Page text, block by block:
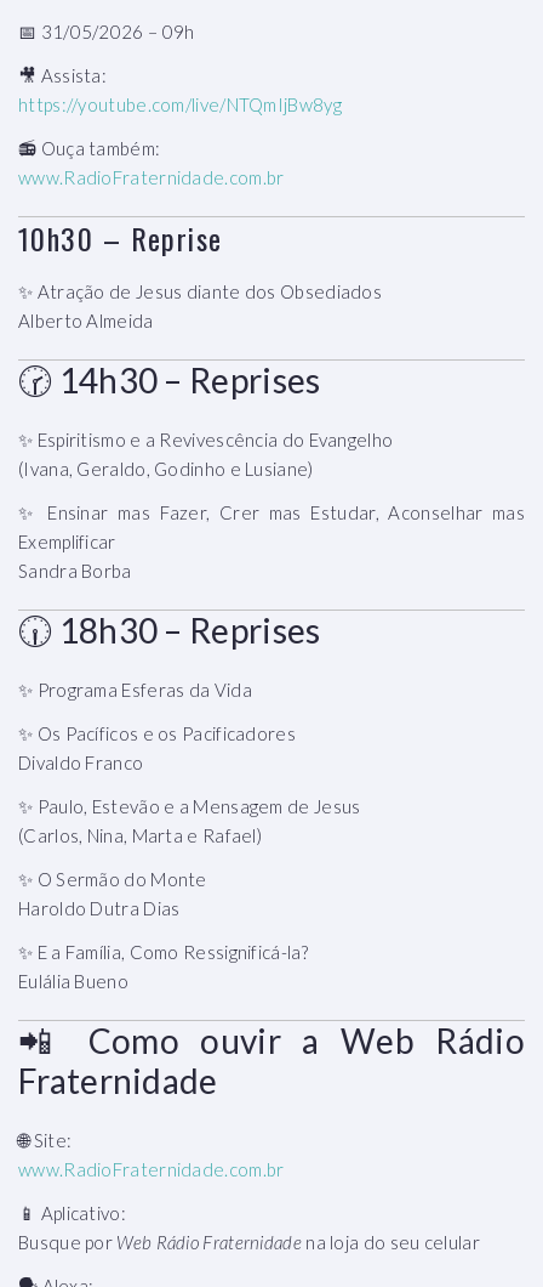
📅 31/05/2026 – 09h
🎥 Assista:
https://youtube.com/live/NTQmIjBw8yg
📻 Ouça também:
www.RadioFraternidade.com.br
10h30 – Reprise
✨ Atração de Jesus diante dos Obsediados
Alberto Almeida
🕝 14h30 – Reprises
✨ Espiritismo e a Revivescência do Evangelho
(Ivana, Geraldo, Godinho e Lusiane)
✨ Ensinar mas Fazer, Crer mas Estudar, Aconselhar mas
Exemplificar
Sandra Borba
🕡 18h30 – Reprises
✨ Programa Esferas da Vida
✨ Os Pacíficos e os Pacificadores
Divaldo Franco
✨ Paulo, Estevão e a Mensagem de Jesus
(Carlos, Nina, Marta e Rafael)
✨ O Sermão do Monte
Haroldo Dutra Dias
✨ E a Família, Como Ressignificá-la?
Eulália Bueno
📲 Como ouvir a Web Rádio
Fraternidade
🌐 Site:
www.RadioFraternidade.com.br
📱 Aplicativo:
Busque por Web Rádio Fraternidadena loja do seu celular